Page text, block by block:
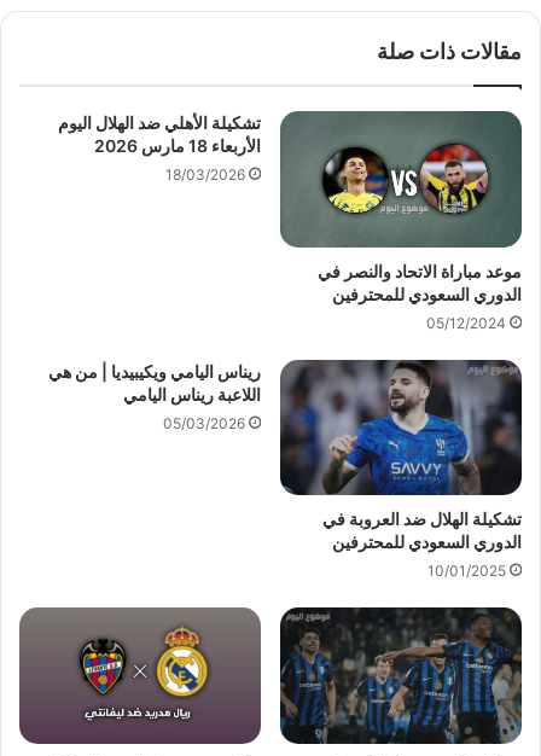
مقالات ذات صلة
موعد مباراة الاتحاد والنصر في
الدوري السعودي للمحترفين
05/12/2024
تشكيلة الأهلي ضد الهلال اليوم
الأربعاء 18 مارس 2026
18/03/2026
تشكيلة الهلال ضد العروبة في
الدوري السعودي للمحترفين
10/01/2025
ريناس اليامي ويكيبيديا | من هي
اللاعبة ريناس اليامي
05/03/2026